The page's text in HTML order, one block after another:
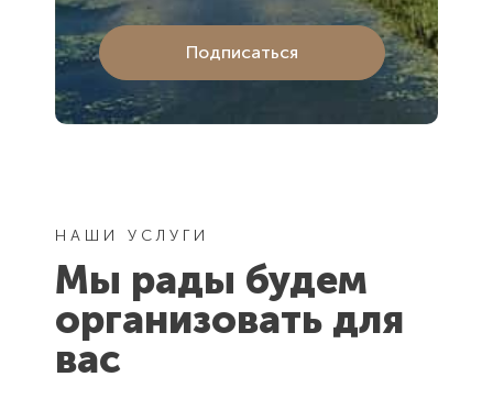
Подписаться
НАШИ УСЛУГИ
Мы рады будем
организовать для
вас